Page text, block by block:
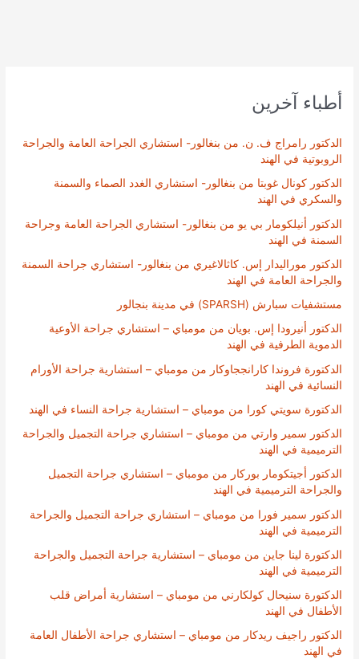
أطباء آخرين
الدكتور رامراج ف. ن. من بنغالور- استشاري الجراحة العامة والجراحة
الروبوتية في الهند
الدكتور كونال غوبتا من بنغالور- استشاري الغدد الصماء والسمنة
والسكري في الهند
الدكتور أنيلكومار بي يو من بنغالور- استشاري الجراحة العامة وجراحة
السمنة في الهند
الدكتور موراليدار إس. كاثالاغيري من بنغالور- استشاري جراحة السمنة
والجراحة العامة في الهند
مستشفيات سبارش (SPARSH) في مدينة بنجالور
الدكتور أنيرودا إس. بويان من مومباي – استشاري جراحة الأوعية
الدموية الطرفية في الهند
الدكتورة فروندا كارانججاوكار من مومباي – استشارية جراحة الأورام
النسائية في الهند
الدكتورة سويتي كورا من مومباي – استشارية جراحة النساء في الهند
الدكتور سمير وارتي من مومباي – استشاري جراحة التجميل والجراحة
الترميمية في الهند
الدكتور أجيتكومار بوركار من مومباي – استشاري جراحة التجميل
والجراحة الترميمية في الهند
الدكتور سمير فورا من مومباي – استشاري جراحة التجميل والجراحة
الترميمية في الهند
الدكتورة لينا جاين من مومباي – استشارية جراحة التجميل والجراحة
الترميمية في الهند
الدكتورة سنيحال كولكارني من مومباي – استشارية أمراض قلب
الأطفال في الهند
الدكتور راجيف ريدكار من مومباي – استشاري جراحة الأطفال العامة
في الهند